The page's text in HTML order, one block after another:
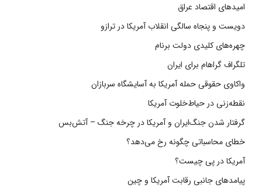
امیدهای اقتصاد عراق
دویست و پنجاه سالگی انقلاب آمریکا در ترازو
چهره‌های کلیدی دولت برنام
تلگراف گراهام برای ایران
واکاوی حقوقی حمله آمریکا به آسایشگاه سربازان
نقطه‌زنی در حیاط‌خلوت آمریکا
گرفتار شدن جنگ‌ایران و آمریکا در چرخه جنگ – آتش‌بس
خطای محاسباتی چگونه رخ می‌دهد؟
آمریکا در پی چیست؟
پیامدهای جانبی رقابت آمریکا و چین